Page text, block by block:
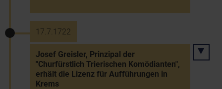
17.7.1722
Josef Greisler, Prinzipal der
"Churfürstlich Trierischen Komödianten",
erhält die Lizenz für Aufführungen in
Krems